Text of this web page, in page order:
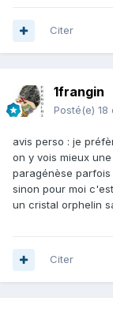
Citer
1frangin
Posté(e) 18
avis perso : je
on y vois mieux
paragénèse parfois
sinon pour moi
un cristal orphelin
Citer